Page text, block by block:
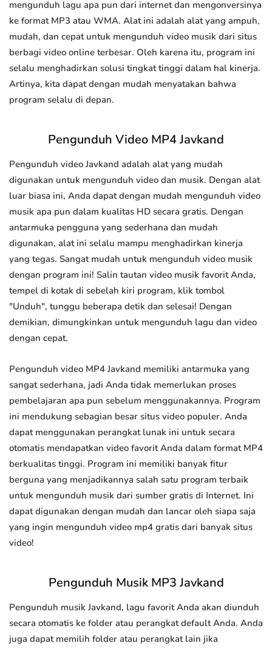
mengunduh lagu apa pun dari internet dan mengonversinya
ke format MP3 atau WMA. Alat ini adalah alat yang ampuh,
mudah, dan cepat untuk mengunduh video musik dari situs
berbagi video online terbesar. Oleh karena itu, program ini
selalu menghadirkan solusi tingkat tinggi dalam hal kinerja.
Artinya, kita dapat dengan mudah menyatakan bahwa
program selalu di depan.
Pengunduh Video MP4 Javkand
Pengunduh video Javkand adalah alat yang mudah
digunakan untuk mengunduh video dan musik. Dengan alat
luar biasa ini, Anda dapat dengan mudah mengunduh video
musik apa pun dalam kualitas HD secara gratis. Dengan
antarmuka pengguna yang sederhana dan mudah
digunakan, alat ini selalu mampu menghadirkan kinerja
yang tegas. Sangat mudah untuk mengunduh video musik
dengan program ini! Salin tautan video musik favorit Anda,
tempel di kotak di sebelah kiri program, klik tombol
"Unduh", tunggu beberapa detik dan selesai! Dengan
demikian, dimungkinkan untuk mengunduh lagu dan video
dengan cepat.
Pengunduh video MP4 Javkand memiliki antarmuka yang
sangat sederhana, jadi Anda tidak memerlukan proses
pembelajaran apa pun sebelum menggunakannya. Program
ini mendukung sebagian besar situs video populer. Anda
dapat menggunakan perangkat lunak ini untuk secara
otomatis mendapatkan video favorit Anda dalam format MP4
berkualitas tinggi. Program ini memiliki banyak fitur
berguna yang menjadikannya salah satu program terbaik
untuk mengunduh musik dari sumber gratis di Internet. Ini
dapat digunakan dengan mudah dan lancar oleh siapa saja
yang ingin mengunduh video mp4 gratis dari banyak situs
video!
Pengunduh Musik MP3 Javkand
Pengunduh musik Javkand, lagu favorit Anda akan diunduh
secara otomatis ke folder atau perangkat default Anda. Anda
juga dapat memilih folder atau perangkat lain jika